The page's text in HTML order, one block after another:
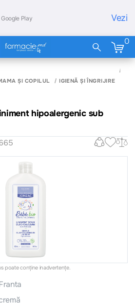
Play Vezi
0
ȘI COPILUL IGIENĂ ȘI ÎNGRIJIRE
hipoalergenic sub
poate conţine inadvertenţe.